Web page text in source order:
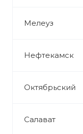
Мелеуз
Нефтекамск
Октябрьский
Салават